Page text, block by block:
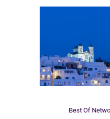
Best Of